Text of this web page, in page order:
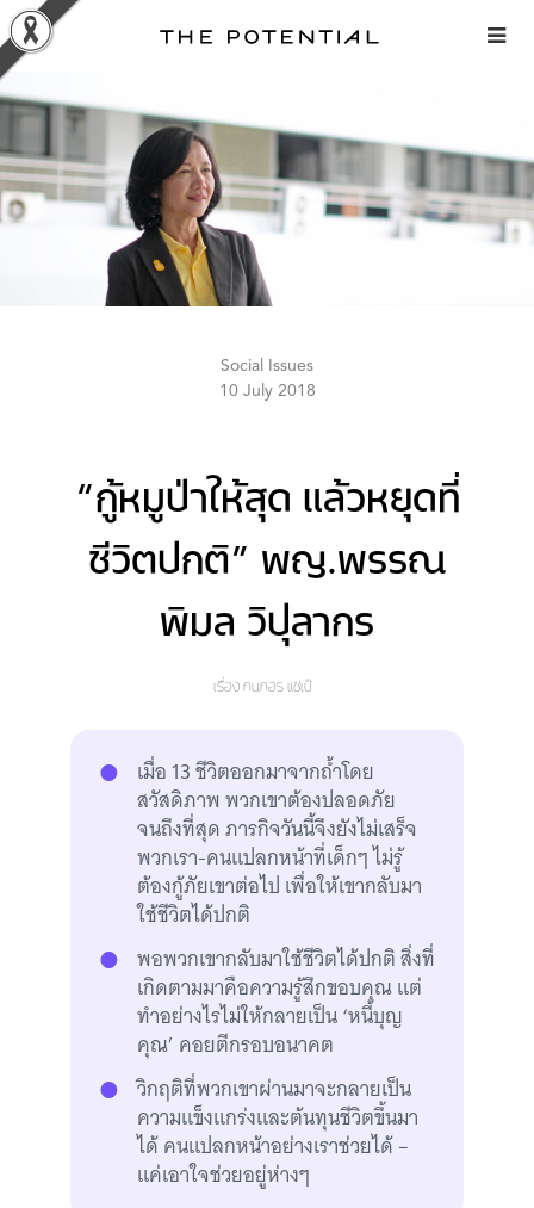
Skip
to
content
Social Issues
10 July 2018
“กู้หมูป่าให้สุด แล้วหยุดที่
ชีวิตปกติ” พญ.พรรณ
พิมล วิปุลากร
เรื่อง กนกอร แซ่เบ๊
เมื่อ 13 ชีวิตออกมาจากถ้ำโดย
สวัสดิภาพ พวกเขาต้องปลอดภัย
จนถึงที่สุด ภารกิจวันนี้จึงยังไม่เสร็จ
พวกเรา-คนแปลกหน้าที่เด็กๆ ไม่รู้
ต้องกู้ภัยเขาต่อไป เพื่อให้เขากลับมา
ใช้ชีวิตได้ปกติ
พอพวกเขากลับมาใช้ชีวิตได้ปกติ สิ่งที่
เกิดตามมาคือความรู้สึกขอบคุณ แต่
ทำอย่างไรไม่ให้กลายเป็น ‘หนี้บุญ
คุณ’ คอยตีกรอบอนาคต
วิกฤติที่พวกเขาผ่านมาจะกลายเป็น
ความแข็งแกร่งและต้นทุนชีวิตขึ้นมา
ได้ คนแปลกหน้าอย่างเราช่วยได้ –
แค่เอาใจช่วยอยู่ห่างๆ